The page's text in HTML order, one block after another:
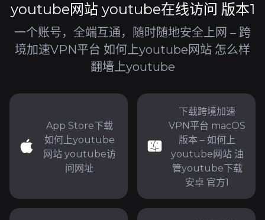
youtube网站 youtube在线访问 版本1
一个账号，全端互通，随时随地安全上网 – 跨
境加速VPN平台 如何上youtube网站 怎么样
翻墙上youtube
App Store下载
如何上youtube
网站 youtube访
问网址
下载跨境加速
VPN平台 macOS
版本 – 如何上
youtube网站 油
管youtube下载
安卓 官方1